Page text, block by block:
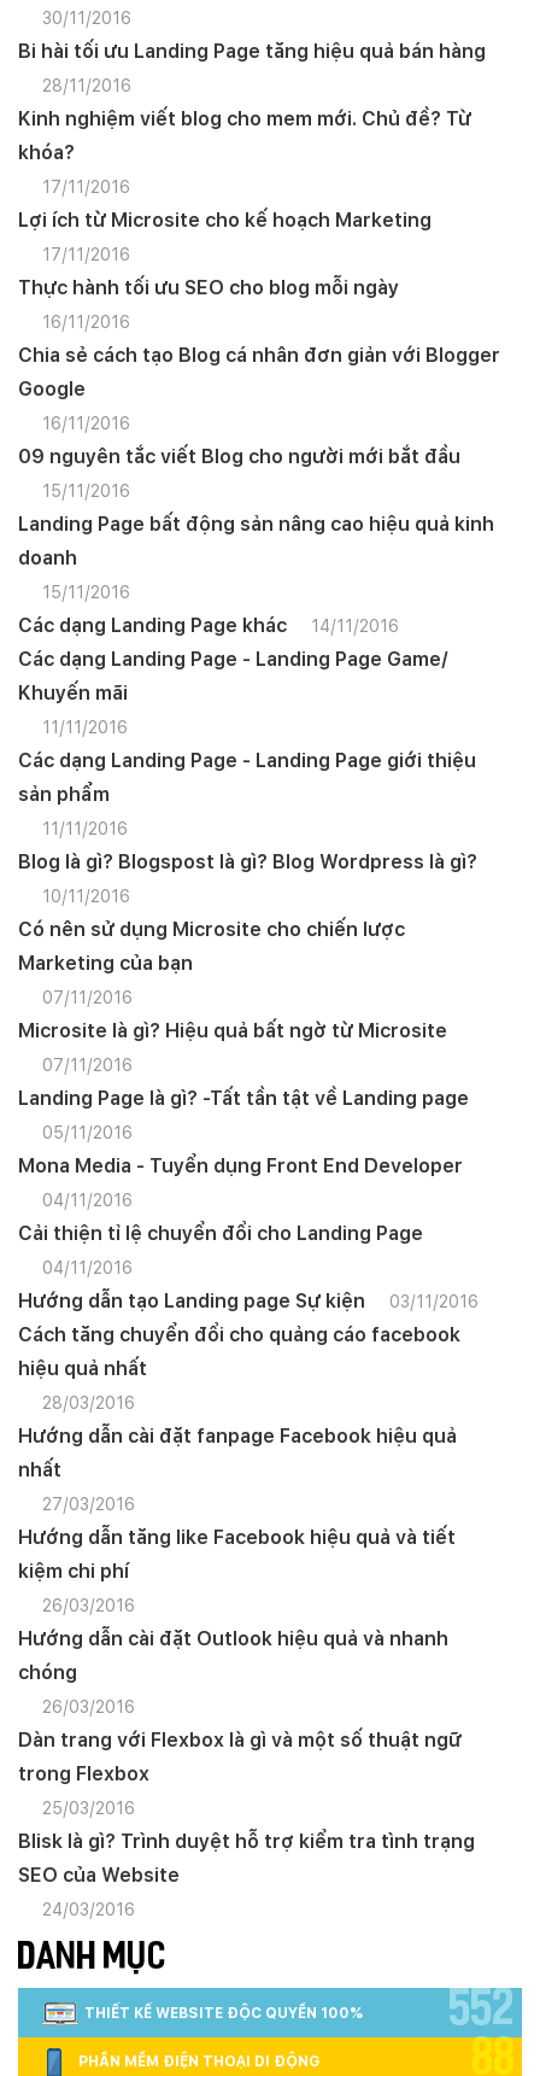
30/11/2016
Bi hài tối ưu Landing Page tăng hiệu quả bán hàng
28/11/2016
Kinh nghiệm viết blog cho mem mới. Chủ đề? Từ
khóa?
17/11/2016
Lợi ích từ Microsite cho kế hoạch Marketing
17/11/2016
Thực hành tối ưu SEO cho blog mỗi ngày
16/11/2016
Chia sẻ cách tạo Blog cá nhân đơn giản với Blogger
Google
16/11/2016
09 nguyên tắc viết Blog cho người mới bắt đầu
15/11/2016
Landing Page bất động sản nâng cao hiệu quả kinh
doanh
15/11/2016
Các dạng Landing Page khác 14/11/2016
Các dạng Landing Page - Landing Page Game/
Khuyến mãi
11/11/2016
Các dạng Landing Page - Landing Page giới thiệu
sản phẩm
11/11/2016
Blog là gì? Blogspost là gì? Blog Wordpress là gì?
10/11/2016
Có nên sử dụng Microsite cho chiến lược
Marketing của bạn
07/11/2016
Microsite là gì? Hiệu quả bất ngờ từ Microsite
07/11/2016
Landing Page là gì? -Tất tần tật về Landing page
05/11/2016
Mona Media - Tuyển dụng Front End Developer
04/11/2016
Cải thiện tỉ lệ chuyển đổi cho Landing Page
04/11/2016
Hướng dẫn tạo Landing page Sự kiện 03/11/2016
Cách tăng chuyển đổi cho quảng cáo facebook
hiệu quả nhất
28/03/2016
Hướng dẫn cài đặt fanpage Facebook hiệu quả
nhất
27/03/2016
Hướng dẫn tăng like Facebook hiệu quả và tiết
kiệm chi phí
26/03/2016
Hướng dẫn cài đặt Outlook hiệu quả và nhanh
chóng
26/03/2016
Dàn trang với Flexbox là gì và một số thuật ngữ
trong Flexbox
25/03/2016
Blisk là gì? Trình duyệt hỗ trợ kiểm tra tình trạng
SEO của Website
24/03/2016
DANH MỤC
THIẾT KẾ WEBSITE ĐỘC QUYỀN 100% 552
PHẦN MỀM ĐIỆN THOẠI DI ĐỘNG 88
Website:quanly.mona.media